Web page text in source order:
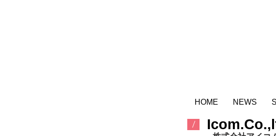
HOME NEWS
/